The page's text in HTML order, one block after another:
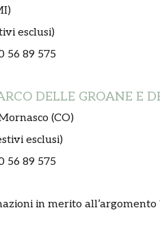
esclusi)
56 89 575
DELLE GROANE E
(CO)
esclusi)
56 89 575
in merito all’argomento